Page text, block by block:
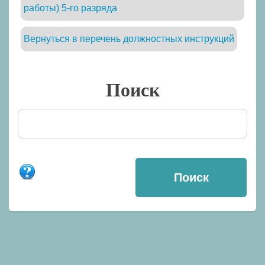
работы) 5-го разряда
Вернуться в перечень должностных инструкций
Поиск